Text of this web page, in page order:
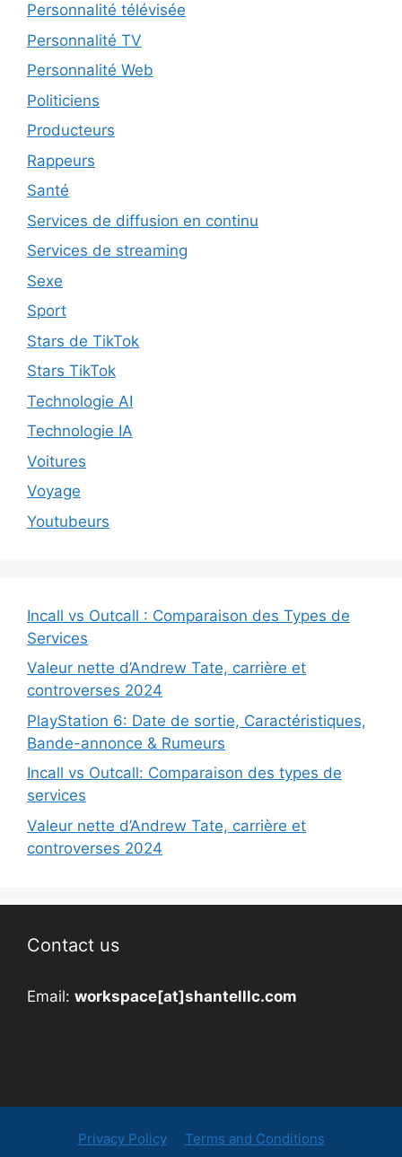
Personnalité télévisée
Personnalité TV
Personnalité Web
Politiciens
Producteurs
Rappeurs
Santé
Services de diffusion en continu
Services de streaming
Sexe
Sport
Stars de TikTok
Stars TikTok
Technologie AI
Technologie IA
Voitures
Voyage
Youtubeurs
Incall vs Outcall : Comparaison des Types de
Services
Valeur nette d’Andrew Tate, carrière et
controverses 2024
PlayStation 6: Date de sortie, Caractéristiques,
Bande-annonce & Rumeurs
Incall vs Outcall: Comparaison des types de
services
Valeur nette d’Andrew Tate, carrière et
controverses 2024
Contact us
Email: workspace[at]shantelllc.com
Privacy Policy Terms and Conditions